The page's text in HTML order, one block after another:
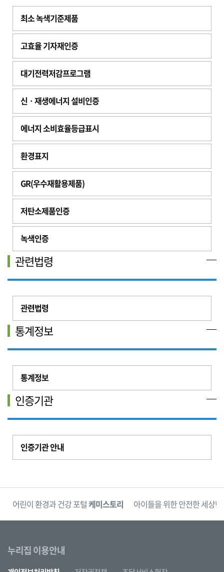
최소 녹색기준제품
고효율 기자재인증
대기전력저감프로그램
신ㆍ재생에너지 설비인증
에너지 소비효율등급표시
환경표지
GR(우수재활용제품)
저탄소제품인증
녹색인증
관련법령
관련법령
통계정보
통계정보
인증기관
인증기관 안내
어린이 환경과 건강 포털케미스토리 아이들을 위한 안전한 세상
누리집 이용안내